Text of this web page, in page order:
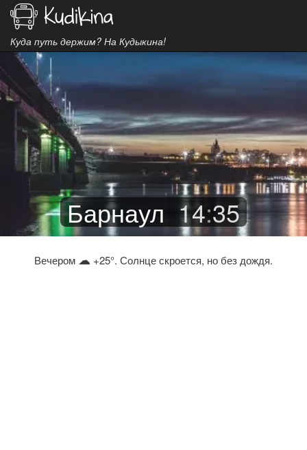
Куда путь держим? На Кудыкина!
Барнаул 14:35
Вечером ☁ +25°. Солнце скроется, но без дождя.